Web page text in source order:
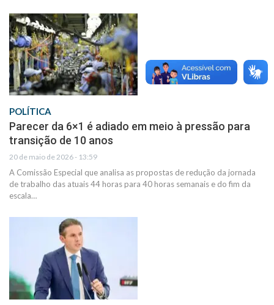
POLÍTICA
Parecer da 6×1 é adiado em meio à pressão para
transição de 10 anos
20 de maio de 2026 - 13:59
A Comissão Especial que analisa as propostas de redução da jornada
de trabalho das atuais 44 horas para 40 horas semanais e do fim da
escala…